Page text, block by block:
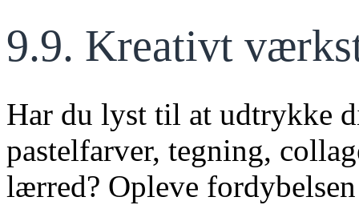
9.9. Kreativt
Har du lyst til at udtrykke
pastelfarver, tegning,
lærred? Opleve